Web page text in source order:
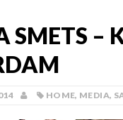
SMETS –
HOME, MEDIA,